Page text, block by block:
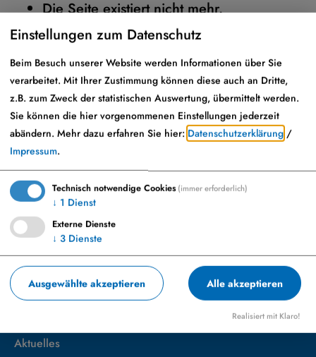
Die Seite existiert nicht mehr.
gelangen Sie zur Startseite.
Marktplatz 23, 86653 Monheim
info@monheim-bayern.de
Aktuelles
Einstellungen zum Datenschutz
Beim Besuch unserer Website werden Informationen über Sie
verarbeitet. Mit Ihrer Zustimmung können diese auch an Dritte,
z.B. zum Zweck der statistischen Auswertung, übermittelt werden.
Sie können die hier vorgenommenen Einstellungen jederzeit
abändern. Mehr dazu erfahren Sie hier: Datenschutzerklärung /
Impressum.
Technisch notwendige Cookies(immer erforderlich)
↓ 1 Dienst
Externe Dienste
↓ 3 Dienste
Ausgewählte akzeptieren Alle akzeptieren
Realisiert mit Klaro!